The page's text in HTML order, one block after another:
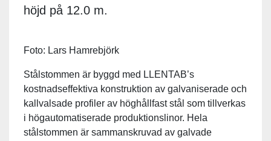
höjd på 12.0 m.
Foto: Lars Hamrebjörk
Stålstommen är byggd med LLENTAB’s
kostnadseffektiva konstruktion av galvaniserade och
kallvalsade profiler av höghållfast stål som tillverkas
i högautomatiserade produktionslinor. Hela
stålstommen är sammanskruvad av galvade